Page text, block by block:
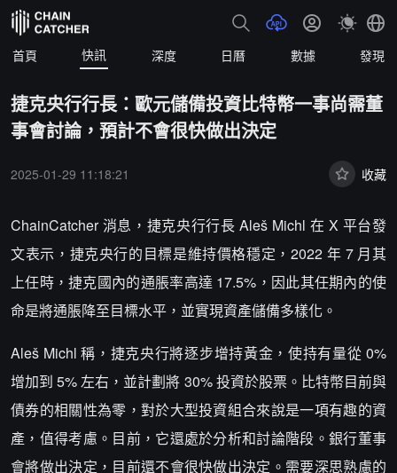
首頁 快訊 深度 日曆 數據 發現
捷克央行行長：歐元儲備投資比特幣一事尚需董
事會討論，預計不會很快做出決定
2025-01-29 11:18:21 收藏
ChainCatcher 消息，捷克央行行長 Aleš Michl 在 X 平台發
文表示，捷克央行的目標是維持價格穩定，2022 年 7 月其
上任時，捷克國內的通脹率高達 17.5%，因此其任期內的使
命是將通脹降至目標水平，並實現資產儲備多樣化。
Aleš Michl 稱，捷克央行將逐步增持黃金，使持有量從 0%
增加到 5% 左右，並計劃將 30% 投資於股票。比特幣目前與
債券的相關性為零，對於大型投資組合來說是一項有趣的資
產，值得考慮。目前，它還處於分析和討論階段。銀行董事
會將做出決定，目前還不會很快做出決定。需要深思熟慮的